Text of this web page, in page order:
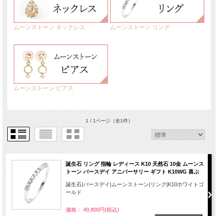
ムーンストーン ネックレス ムーンストーン リング
ムーンストーン ピアス
1 / 1ページ（全1件）
誕生石 リング 指輪 レディース K10 天然石 10金 ムーンス
トーン バースデイ アニバーサリー ギフト K10WG 喜ぶ
誕生石|バースデイ|ムーンストーン|リング|K10ホワイトゴ
ールド
価格： 49,800円(税込)